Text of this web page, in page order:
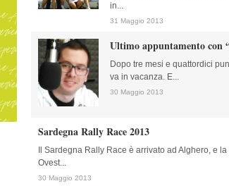
in...
31 Maggio 2013
Ultimo appuntamento con
Dopo tre mesi e quattordici
va in vacanza. E...
30 Maggio 2013
Sardegna Rally Race 2013
Il Sardegna Rally Race è arrivato ad Alghero, e
Ovest...
30 Maggio 2013